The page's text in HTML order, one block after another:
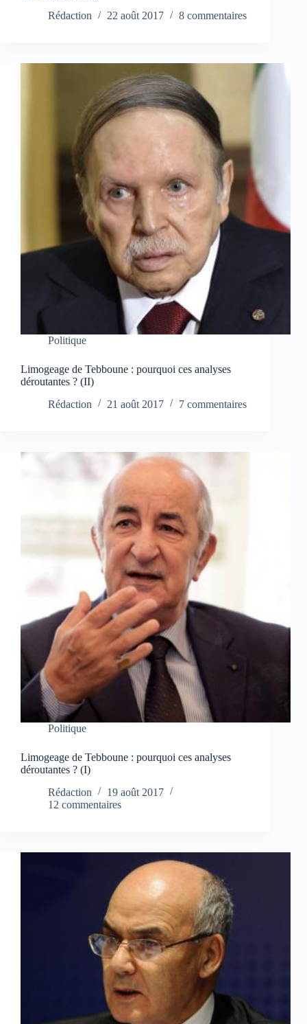
Rédaction
22 août 2017 8 commentaires
Politique
Limogeage de Tebboune : pourquoi ces analyses
déroutantes ? (II)
Rédaction
21 août 2017 7 commentaires
Politique
Limogeage de Tebboune : pourquoi ces analyses
déroutantes ? (I)
Rédaction
19 août 2017
12 commentaires